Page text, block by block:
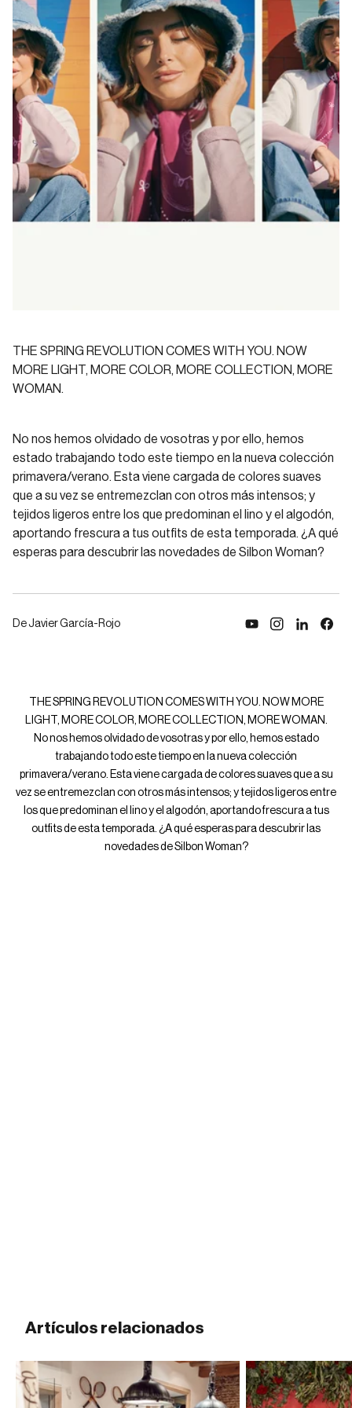
THE SPRING REVOLUTION COMES WITH YOU. NOW
MORE LIGHT, MORE COLOR, MORE COLLECTION, MORE
WOMAN.
No nos hemos olvidado de vosotras y por ello, hemos
estado trabajando todo este tiempo en la nueva colección
primavera/verano. Esta viene cargada de colores suaves
que a su vez se entremezclan con otros más intensos; y
tejidos ligeros entre los que predominan el lino y el algodón,
aportando frescura a tus outfits de esta temporada. ¿A qué
esperas para descubrir las novedades de Silbon Woman?
De Javier García-Rojo
THE SPRING REVOLUTION COMES WITH YOU. NOW MORE
LIGHT, MORE COLOR, MORE COLLECTION, MORE WOMAN.
No nos hemos olvidado de vosotras y por ello, hemos estado
trabajando todo este tiempo en la nueva colección
primavera/verano. Esta viene cargada de colores suaves que a su
vez se entremezclan con otros más intensos; y tejidos ligeros entre
los que predominan el lino y el algodón, aportando frescura a tus
outfits de esta temporada. ¿A qué esperas para descubrir las
novedades de Silbon Woman?
Artículos relacionados